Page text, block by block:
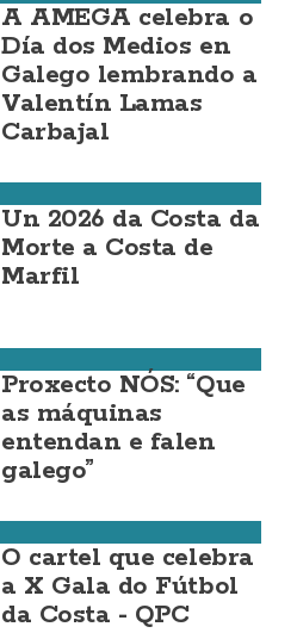
A AMEGA celebra o
Día dos Medios en
Galego lembrando a
Valentín Lamas
Carbajal
Un 2026 da Costa da
Morte a Costa de
Marfil
Proxecto NÓS: “Que
as máquinas
entendan e falen
galego”
O cartel que celebra
a X Gala do Fútbol
da Costa - QPC